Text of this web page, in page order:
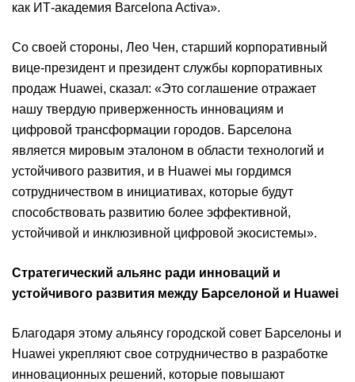
как ИТ-академия Barcelona Activa».
Со своей стороны, Лео Чен, старший корпоративный
вице-президент и президент службы корпоративных
продаж Huawei, сказал: «Это соглашение отражает
нашу твердую приверженность инновациям и
цифровой трансформации городов. Барселона
является мировым эталоном в области технологий и
устойчивого развития, и в Huawei мы гордимся
сотрудничеством в инициативах, которые будут
способствовать развитию более эффективной,
устойчивой и инклюзивной цифровой экосистемы».
Стратегический альянс ради инноваций и
устойчивого развития между Барселоной и Huawei
Благодаря этому альянсу городской совет Барселоны и
Huawei укрепляют свое сотрудничество в разработке
инновационных решений, которые повышают